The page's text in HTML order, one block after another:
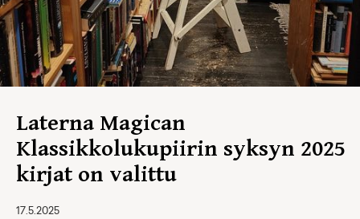
Laterna Magican
Klassikkolukupiirin syksyn 2025
kirjat on valittu
17.5.2025